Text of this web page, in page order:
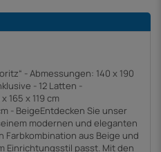
- Abmessungen: 140 x 190
- 12 Latten -
165 x 119 cm
- BeigeEntdecken Sie unser
modernen und eleganten
Farbkombination aus Beige und
Einrichtungsstil passt. Mit den